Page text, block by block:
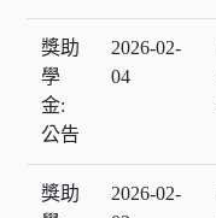
獎助
學
金:
公告
2026-02-
04
獎助
2026-02-